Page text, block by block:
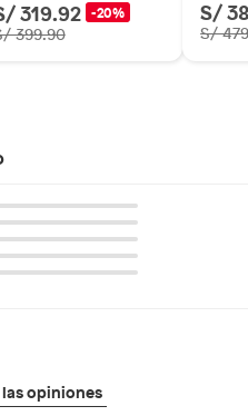
319.92 -20%
399.90
S/
S/
opiniones